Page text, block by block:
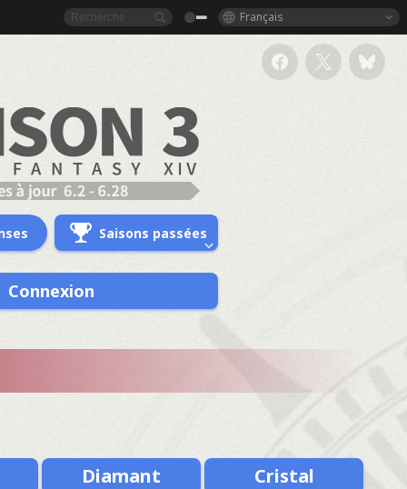
Français
Saisons passées
Connexion
Diamant Cristal